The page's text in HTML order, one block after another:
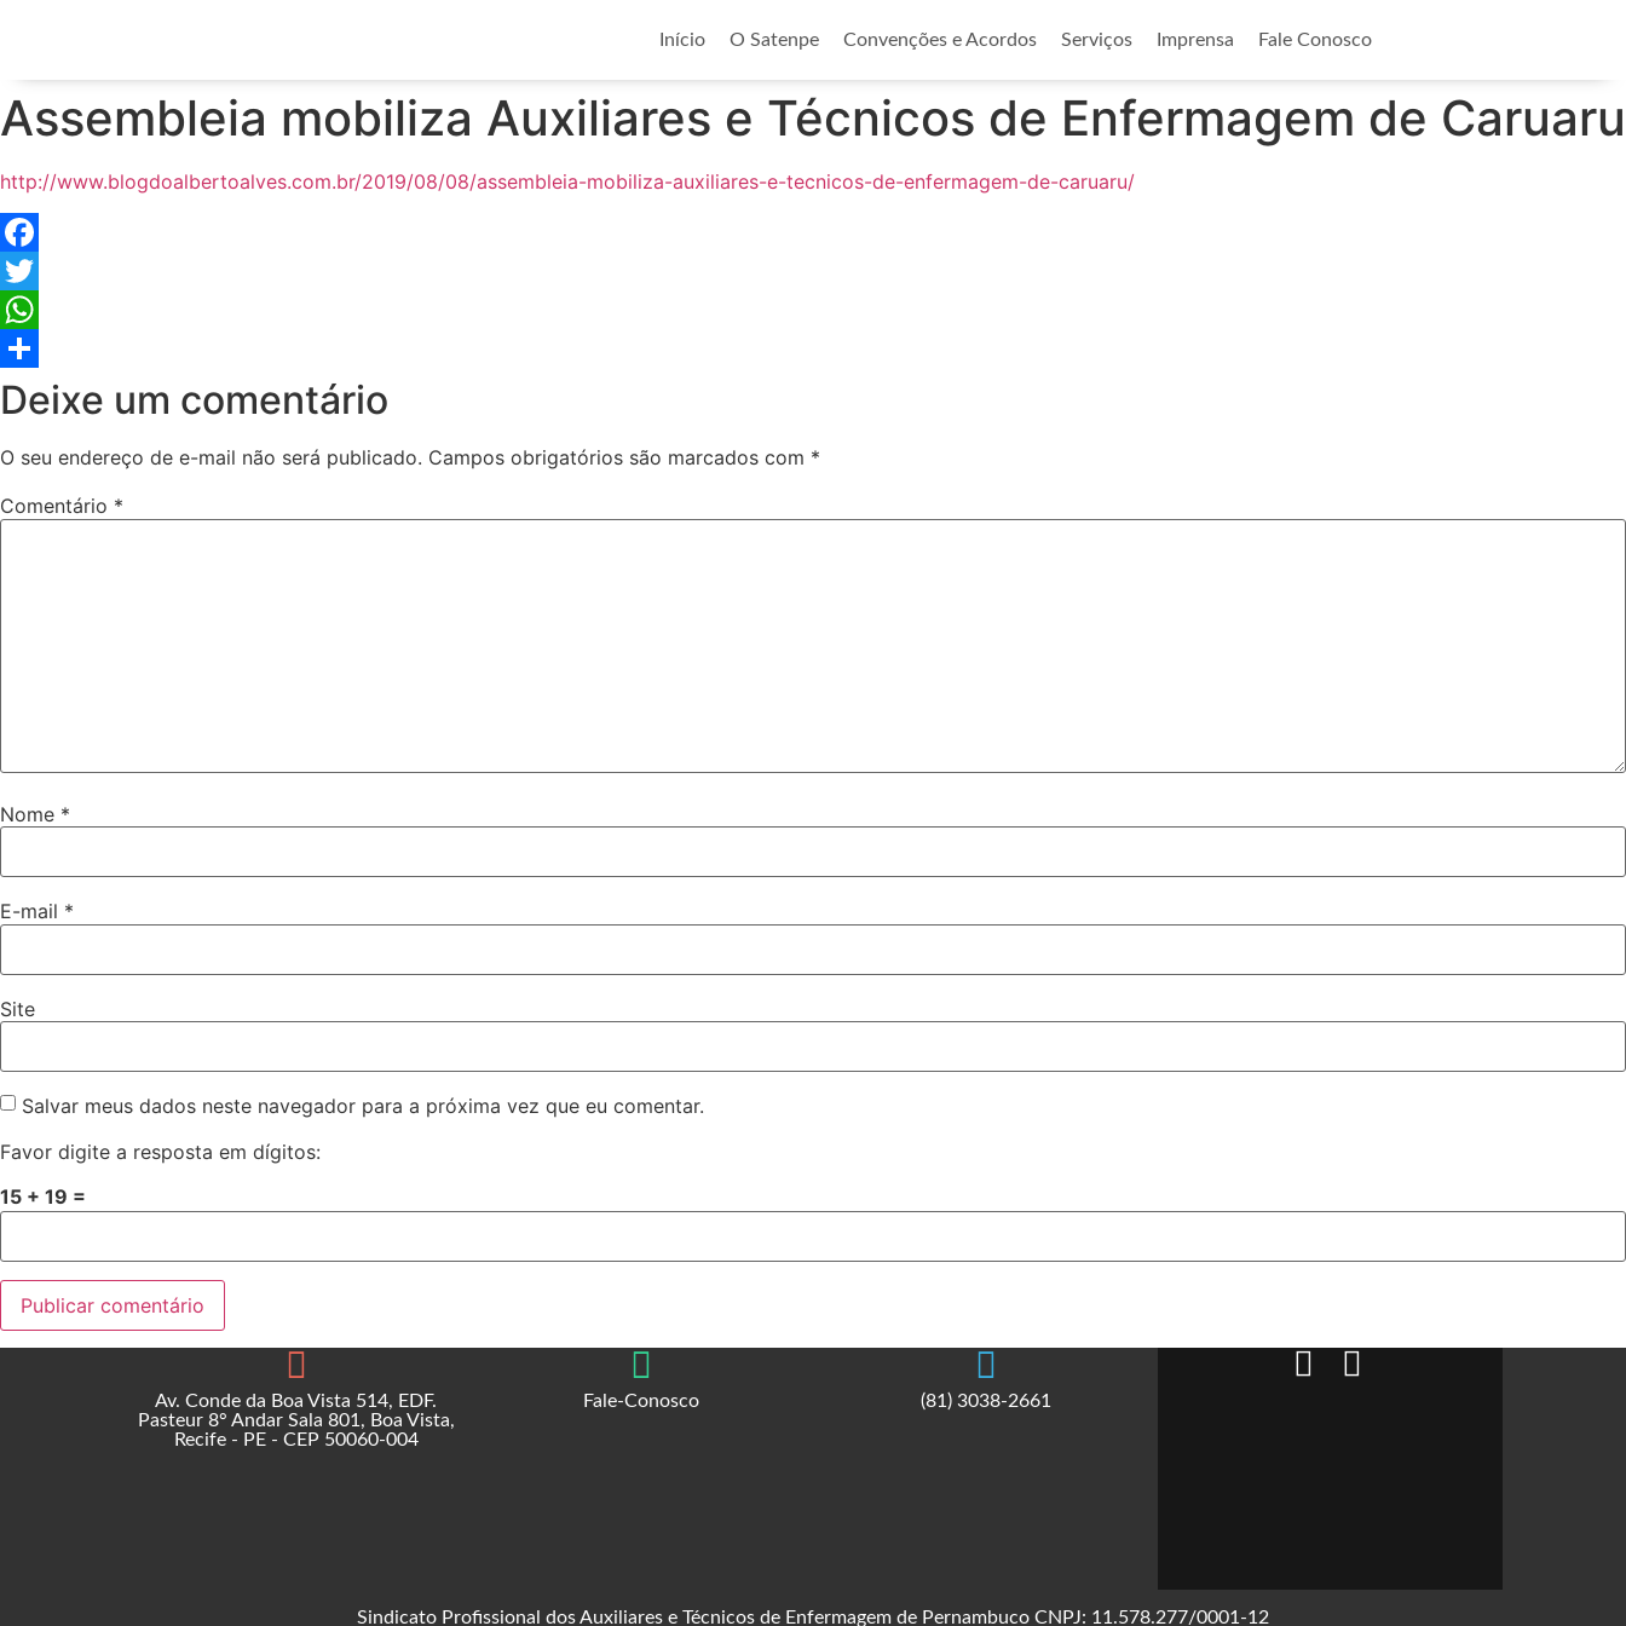
Início O Satenpe Convenções e Acordos Serviços Imprensa Fale Conosco
Assembleia mobiliza Auxiliares e Técnicos de Enfermagem de Caruaru
http://www.blogdoalbertoalves.com.br/2019/08/08/assembleia-mobiliza-auxiliares-e-tecnicos-de-enfermagem-de-caruaru/
Facebook
Twitter
WhatsApp
Share
Deixe um comentário
O seu endereço de e-mail não será publicado. Campos obrigatórios são marcados com *
Comentário *
Nome *
E-mail *
Site
Salvar meus dados neste navegador para a próxima vez que eu comentar.
Favor digite a resposta em dígitos:
15 + 19 =
Av. Conde da Boa Vista 514, EDF.
Pasteur 8° Andar Sala 801, Boa Vista,
Recife - PE - CEP 50060-004
Fale-Conosco (81) 3038-2661
Sindicato Profissional dos Auxiliares e Técnicos de Enfermagem de Pernambuco CNPJ: 11.578.277/0001-12